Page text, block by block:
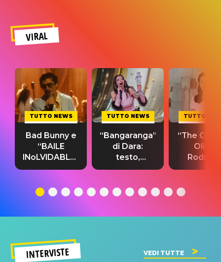
VIRAL
TUTTO NEWS
Bad Bunny e
“BAILE
INoLVIDABLE”:
testo,
significato
TUTTO NEWS
“Bangaranga”
di Dara:
testo,
traduzione e
del singolo
TUTTO
“The
Olivia
testo,
INTERVISTE VEDI TUTTE